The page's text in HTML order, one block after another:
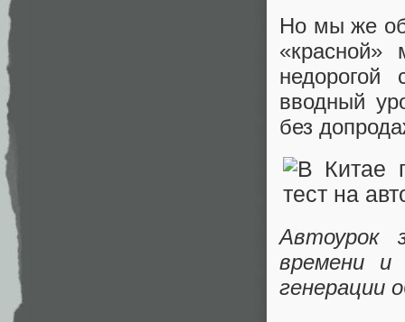
Но мы же
недорогой
вводный
без
Автоурок
времени и
генерации